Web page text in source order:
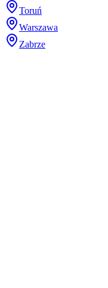
Toruń
Warszawa
Zabrze